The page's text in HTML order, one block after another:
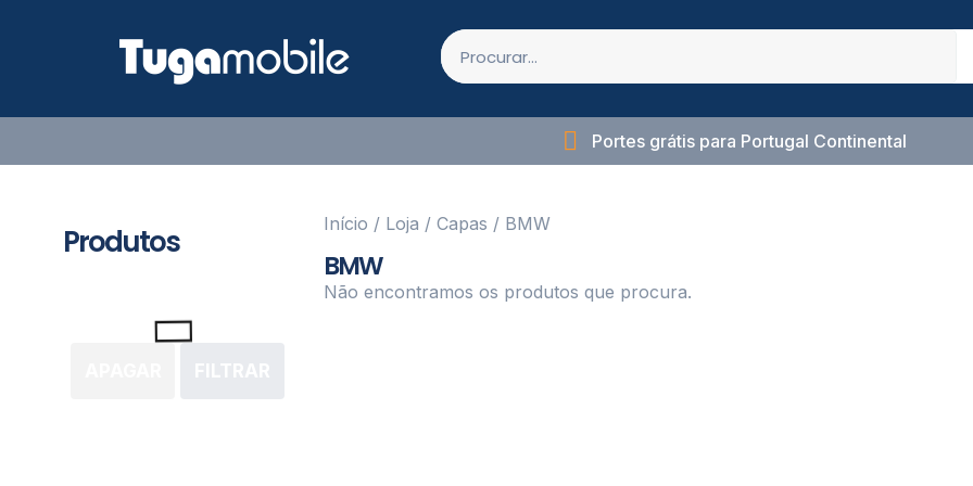
Portes grátis para Portugal Continental
Produtos Início / Loja / Capas / BMW
BMW
Não encontramos os produtos que procura.